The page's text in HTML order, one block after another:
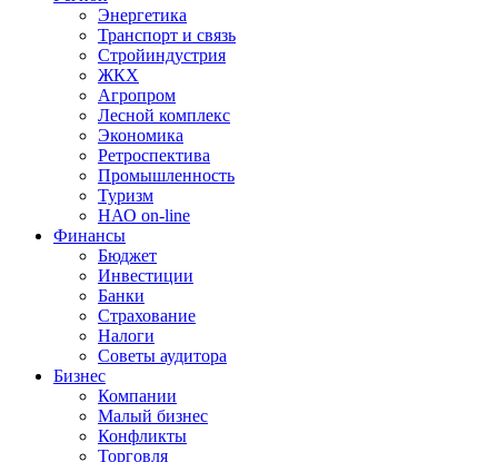
Энергетика
Транспорт и связь
Стройиндустрия
ЖКХ
Агропром
Лесной комплекс
Экономика
Ретроспектива
Промышленность
Туризм
НАО on-line
Финансы
Бюджет
Инвестиции
Банки
Страхование
Налоги
Советы аудитора
Бизнес
Компании
Малый бизнес
Конфликты
Торговля